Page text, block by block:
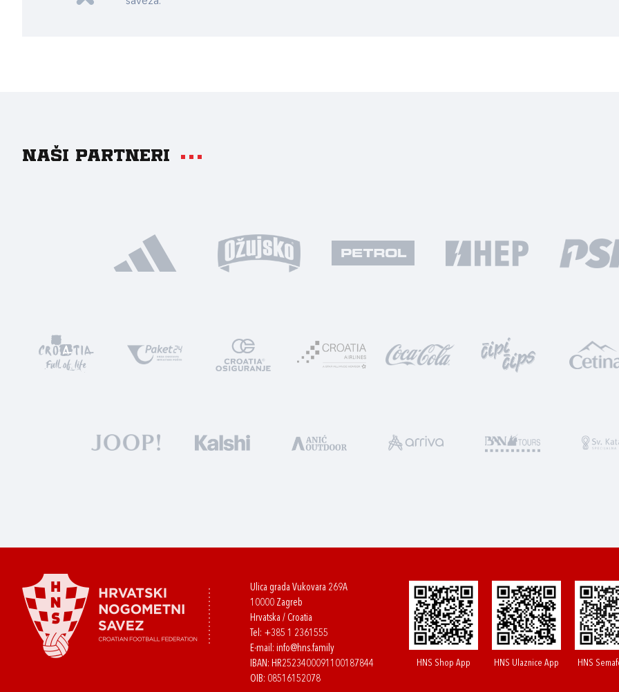
Naši partneri
Ulica grada Vukovara 269A
10000 Zagreb
Hrvatska / Croatia
Tel: +385 1 2361555
E-mail: info@hns.family
IBAN: HR2523400091100187844
OIB: 08516152078
HNS Shop App HNS Ulaznice App HNS